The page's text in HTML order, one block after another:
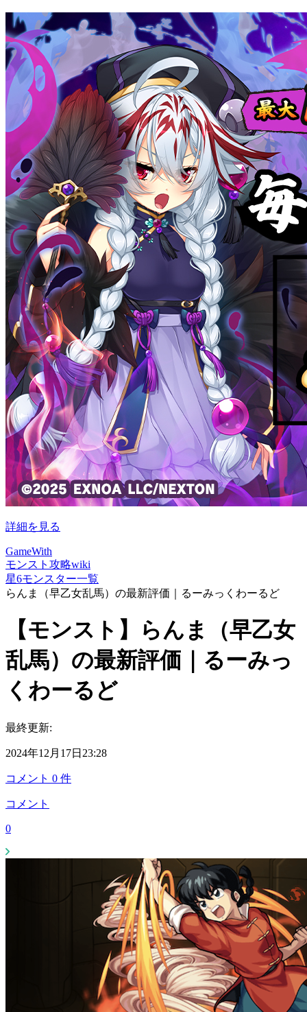
詳細を見る
GameWith
モンスト攻略wiki
星6モンスター一覧
らんま（早乙女乱馬）の最新評価｜るーみっくわーるど
【モンスト】らんま（早乙女
乱馬）の最新評価｜るーみっ
くわーるど
最終更新:
2024年12月17日23:28
コメント 0 件
コメント
0